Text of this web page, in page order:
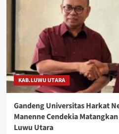
KAB.LUWU UTARA
Gandeng Universitas Harkat
Manenne Cendekia
Luwu Utara